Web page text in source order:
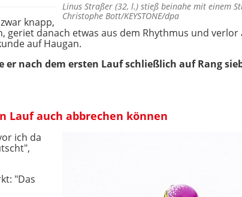
Linus Straßer (32, l.) stieß beinahe mit einem
Christophe Bott/KEYSTONE/dpa
knapp,
geriet danach etwas aus dem Rhythmus und
auf Haugan.
er nach dem ersten Lauf schließlich auf Rang
Lauf auch abbrechen können
ich da
"Das